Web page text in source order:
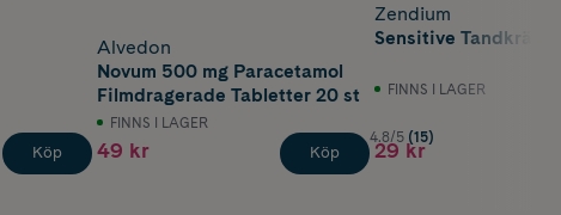
Köp
Alvedon
Novum 500 mg Paracetamol
Filmdragerade Tabletter 20 st
FINNS I LAGER
49 kr Köp
Zendium
Sensitive Tandkräm
FINNS I LAGER
4.8/5 (15)
29 kr